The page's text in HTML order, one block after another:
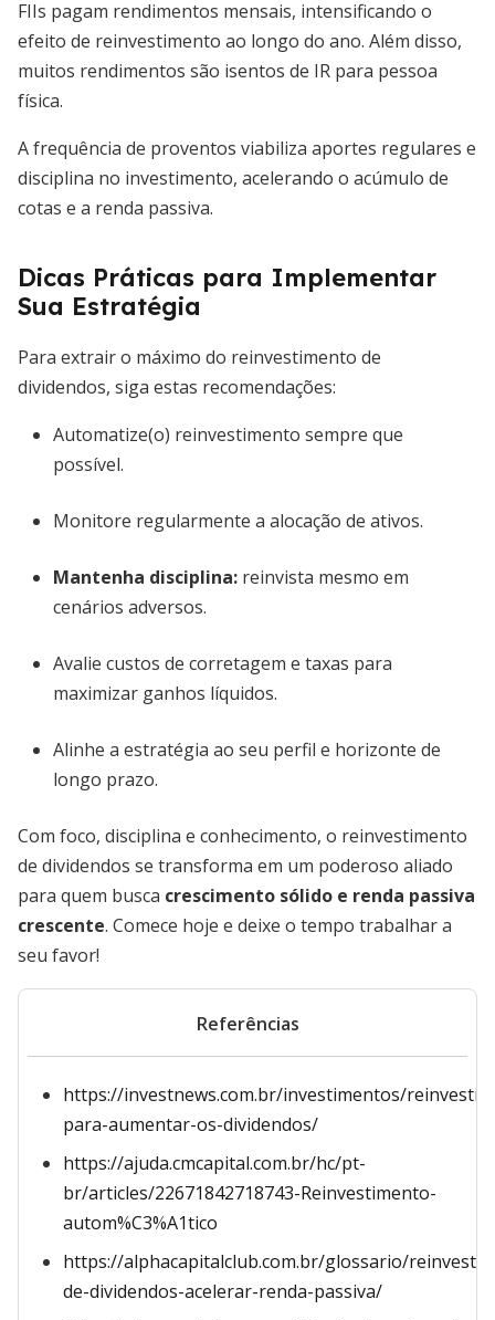
FIIs pagam rendimentos mensais, intensificando o
efeito de reinvestimento ao longo do ano. Além disso,
muitos rendimentos são isentos de IR para pessoa
física.
A frequência de proventos viabiliza aportes regulares e
disciplina no investimento, acelerando o acúmulo de
cotas e a renda passiva.
Dicas Práticas para Implementar
Sua Estratégia
Para extrair o máximo do reinvestimento de
dividendos, siga estas recomendações:
Automatize(o) reinvestimento sempre que
possível.
Monitore regularmente a alocação de ativos.
Mantenha disciplina: reinvista mesmo em
cenários adversos.
Avalie custos de corretagem e taxas para
maximizar ganhos líquidos.
Alinhe a estratégia ao seu perfil e horizonte de
longo prazo.
Com foco, disciplina e conhecimento, o reinvestimento
de dividendos se transforma em um poderoso aliado
para quem busca crescimento sólido e renda passiva
crescente. Comece hoje e deixe o tempo trabalhar a
seu favor!
Referências
https://investnews.com.br/investimentos/reinvestir-
para-aumentar-os-dividendos/
https://ajuda.cmcapital.com.br/hc/pt-
br/articles/22671842718743-Reinvestimento-
autom%C3%A1tico
https://alphacapitalclub.com.br/glossario/
de-dividendos-acelerar-renda-passiva/